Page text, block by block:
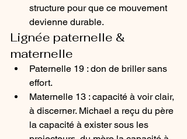
structure pour que ce mouvement
devienne durable.
Lignée paternelle &
maternelle
Paternelle 19 : don de briller sans
effort.
Maternelle 13 : capacité à voir clair,
à discerner. Michael a reçu du père
la capacité à exister sous les